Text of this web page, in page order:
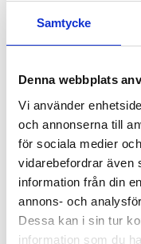
Samtycke
Denna webbplats
Vi använder
och annonserna till
för sociala medier
vidarebefordrar även
information från din
annons- och
Dessa kan i sin tur
information som du
Britax Baby-Safe
2,095kr